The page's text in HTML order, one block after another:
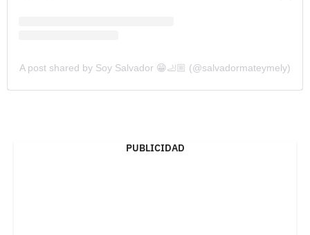
A post shared by Soy Salvador 😁🦶🏼 (@salvadormateymely)
PUBLICIDAD